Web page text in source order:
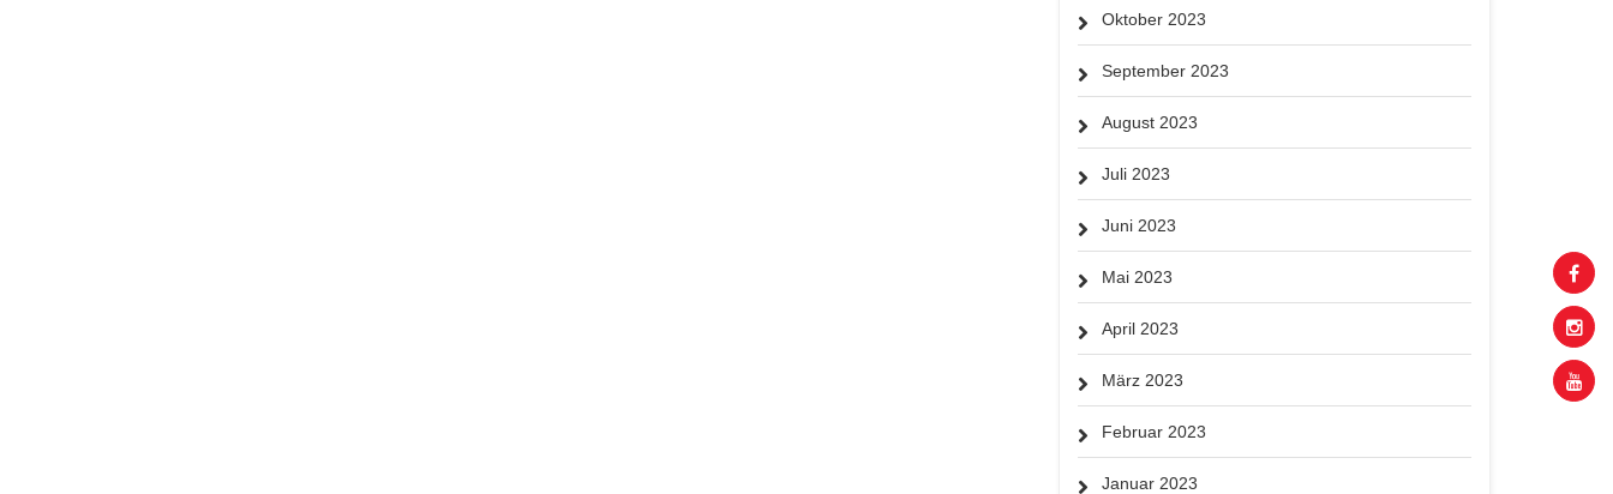
Oktober 2023
September 2023
August 2023
Juli 2023
Juni 2023
Mai 2023
April 2023
März 2023
Februar 2023
Januar 2023